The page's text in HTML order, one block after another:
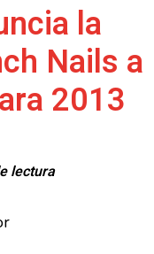
la
Nails a
2013
lectura